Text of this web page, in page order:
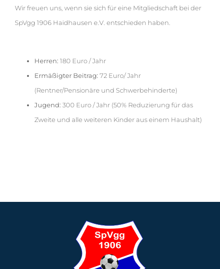
Wir freuen uns, wenn sie sich für eine Mitgliedschaft bei der
SpVgg 1906 Haidhausen e.V. entschieden haben.
Herren: 180 Euro / Jahr
Ermäßigter Beitrag: 72 Euro/ Jahr
(Rentner/Pensionäre und Schwerbehinderte)
Jugend: 300 Euro / Jahr (50% Reduzierung für das
Zweite und alle weiteren Kinder aus einem Haushalt)